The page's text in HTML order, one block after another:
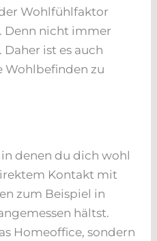
Wohlfühlfaktor
Denn nicht immer
ist es auch
Wohlbefinden zu
denen du dich wohl
Kontakt mit
zum Beispiel in
hältst.
Homeoffice, sondern